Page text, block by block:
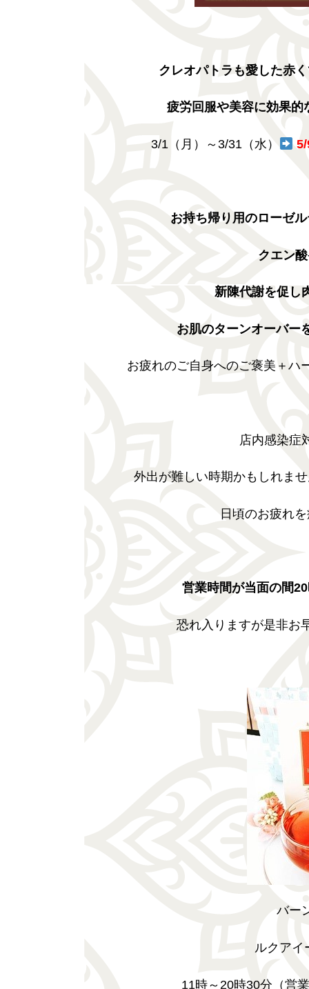
クレオパトラも愛した赤
疲労回服や美容に効果的
3/1（月）～3/31（水）
お持ち帰り用のローゼ
クエン酸
新陳代謝を促し
お肌のターンオーバー
お疲れのご自身へのご褒美＋ハ
店内感染症
外出が難しい時期かもしれま
日頃のお疲れ
営業時間が当面の間
恐れ入りますが是非お
バー
ルクアイ
11時～20時30分（営